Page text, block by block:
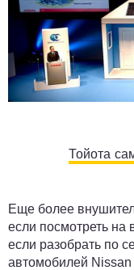
Тойота
Еще более
если посмотреть
если разобрать по
автомобилей Nissan